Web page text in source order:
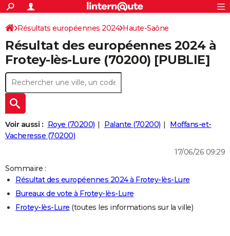
ACTUALITÉS
Politique
Société
Faits Divers
Education
Monde
Villes
+
SPORT
Coupe du monde 2026
Football
Tennis
Cyclisme
Rugby
Forum
Programme TV
TNT
Streaming
Cinéma
Sorties cinéma
Musique
+
FINANCE
Retraite
Impôts
Epargne
Immobilier
Risques naturels par ville
Banque
Assurance
Crédit
AUTO
Essais
Réserver un essai
Citadines
Berlines
SUV
Forum auto
+
HIGH-TECH
Mobiles
Meilleur smartphone
Internet
Ordinateurs
Jeux vidéo
Guide high-tech
+
BRICOLAGE
Guides de France
Escapades
Patrimoine
Expositions
Musées
Week-end nature
LIFESTYLE
Art de vivre
Bien-être
Loisirs
Mode
Modes de vie
S'inscrire
Connexion
Résultats européennes 2024 Haute-Saône
Résultat des européennes 2024 à
Frotey-lès-Lure (70200) [PUBLIE]
Voir aussi : Roye (70200) Palante (70200)
Moffans-et-
Vacheresse (70200)
17/06/26 09:29
Sommaire :
Résultat des européennes 2024 à Frotey-lès-Lure
Bureaux de vote à Frotey-lès-Lure
Frotey-lès-Lure (toutes les informations sur la ville)